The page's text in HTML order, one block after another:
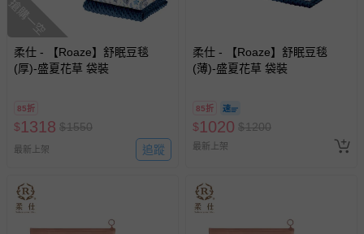
搶購一空
柔仕 - 【Roaze】舒眠豆毯
(厚)-盛夏花草 袋裝
85折
$1318 $1550
最新上架 追蹤
柔仕 - 【Roaze】舒眠豆毯
(薄)-盛夏花草 袋裝
85折
$1020 $1200
最新上架